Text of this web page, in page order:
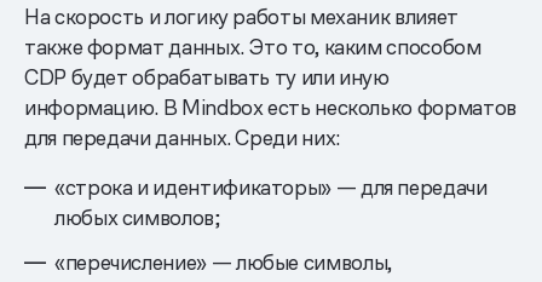
На скорость и логику работы механик влияет
также формат данных. Это то, каким способом
CDP будет обрабатывать ту или иную
информацию. В Mindbox есть несколько форматов
для передачи данных. Среди них:
«строка и идентификаторы» — для передачи
любых символов;
«перечисление» — любые символы,